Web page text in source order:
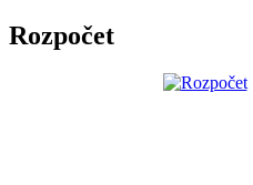
Rozpočet